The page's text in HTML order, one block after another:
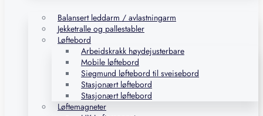
Balansert leddarm / avlastningarm
Jekketralle og pallestabler
Løftebord
Arbeidskrakk høydejusterbare
Mobile løftebord
Siegmund løftebord til sveisebord
Stasjonært løftebord
Stasjonært løftebord
Løftemagneter